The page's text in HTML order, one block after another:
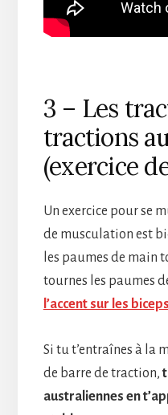
3 – Les
tractions
(exercice
Un exercice pour se
de musculation est
les paumes de main
tournes les paumes
l’accent sur les biceps
Si tu t’entraînes à la
de barre de traction,
australiennes en